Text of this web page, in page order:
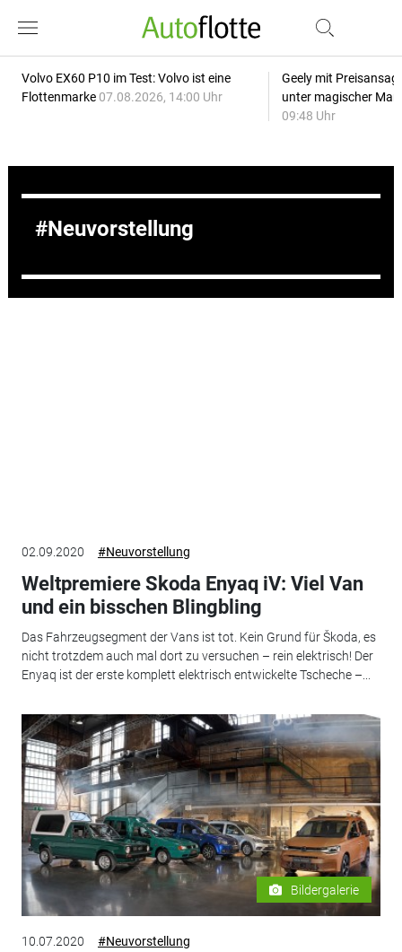
Volvo EX60 P10 im Test: Volvo ist eine
Flottenmarke 07.08.2026, 14:00 Uhr
Geely mit
unter magischer
09:48 Uhr
Neuvorstellung
02.09.2020 #Neuvorstellung
Weltpremiere Skoda Enyaq iV: Viel Van
und ein bisschen Blingbling
Das Fahrzeugsegment der Vans ist tot. Kein Grund für Škoda, es
nicht trotzdem auch mal dort zu versuchen – rein elektrisch! Der
Enyaq ist der erste komplett elektrisch entwickelte Tscheche –...
Bildergalerie
10.07.2020 #Neuvorstellung